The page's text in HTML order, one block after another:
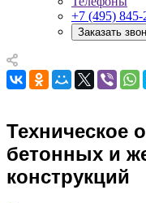
+7 (495) 845-
Заказать
Техническое
бетонных и
конструкций